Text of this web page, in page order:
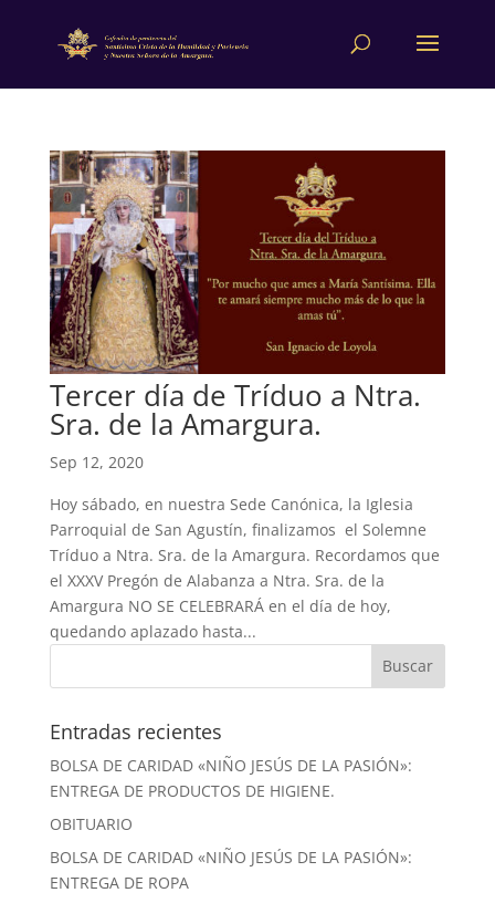
Tercer día de Tríduo a Ntra.
Sra. de la Amargura.
Sep 12, 2020
Hoy sábado, en nuestra Sede Canónica, la Iglesia
Parroquial de San Agustín, finalizamos el Solemne
Tríduo a Ntra. Sra. de la Amargura. Recordamos que
el XXXV Pregón de Alabanza a Ntra. Sra. de la
Amargura NO SE CELEBRARÁ en el día de hoy,
quedando aplazado hasta...
Entradas recientes
BOLSA DE CARIDAD «NIÑO JESÚS DE LA PASIÓN»:
ENTREGA DE PRODUCTOS DE HIGIENE.
OBITUARIO
BOLSA DE CARIDAD «NIÑO JESÚS DE LA PASIÓN»:
ENTREGA DE ROPA